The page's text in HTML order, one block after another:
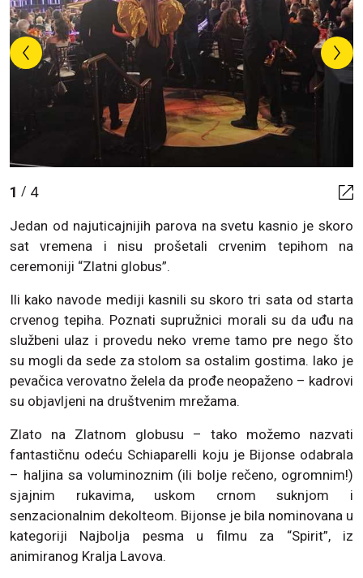
1 / 4
Jedan od najuticajnijih parova na svetu kasnio je skoro
sat vremena i nisu prošetali crvenim tepihom na
ceremoniji “Zlatni globus”.
Ili kako navode mediji kasnili su skoro tri sata od starta
crvenog tepiha. Poznati supružnici morali su da uđu na
službeni ulaz i provedu neko vreme tamo pre nego što
su mogli da sede za stolom sa ostalim gostima. Iako je
pevačica verovatno želela da prođe neopaženo – kadrovi
su objavljeni na društvenim mrežama.
Zlato na Zlatnom globusu – tako možemo nazvati
fantastičnu odeću Sсhiараrelli koju je Bijonse odabrala
– haljina sa voluminoznim (ili bolje rečeno, ogromnim!)
sjajnim rukavima, uskom crnom suknjom i
senzacionalnim dekolteom. Bijonse je bila nominovana u
kategoriji Najbolja pesma u filmu za “Spirit”, iz
animiranog Kralja Lavova.